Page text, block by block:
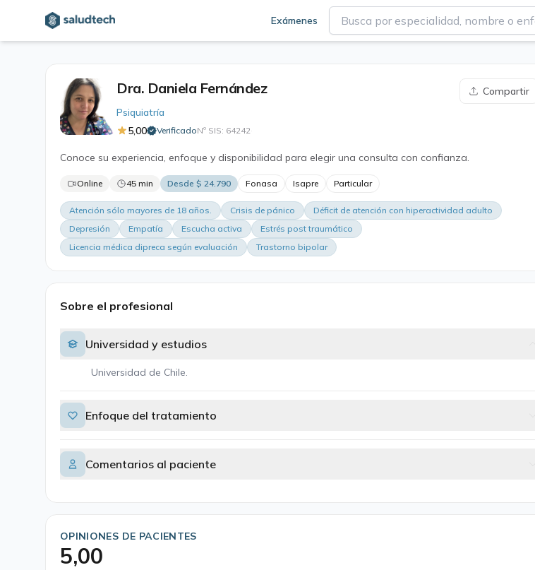
Exámenes
Dra. Daniela Fernández
Compartir
Psiquiatría
5,00
VerificadoNº SIS: 64242·
Conoce su experiencia, enfoque y disponibilidad para elegir una consulta con confianza.
Online 45 min Desde $ 24.790 Fonasa Isapre Particular
Atención sólo mayores de 18 años. Crisis de pánico
Déficit de atención con hiperactividad adulto
Depresión
Empatía Escucha activa
Estrés post traumático
Licencia médica dipreca según evaluación
Trastorno bipolar
Sobre el profesional
Universidad y estudios
Universidad de Chile.
Enfoque del tratamiento
Comentarios al paciente
OPINIONES DE PACIENTES
5,00